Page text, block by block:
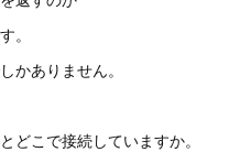
。
かありません。
どこで接続していますか。